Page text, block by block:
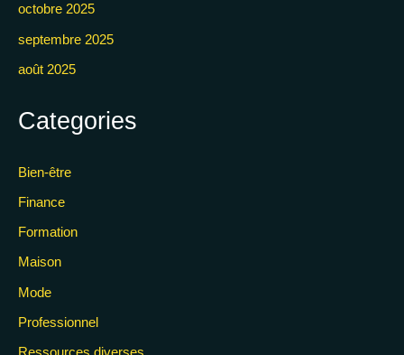
octobre 2025
septembre 2025
août 2025
Categories
Bien-être
Finance
Formation
Maison
Mode
Professionnel
Ressources diverses